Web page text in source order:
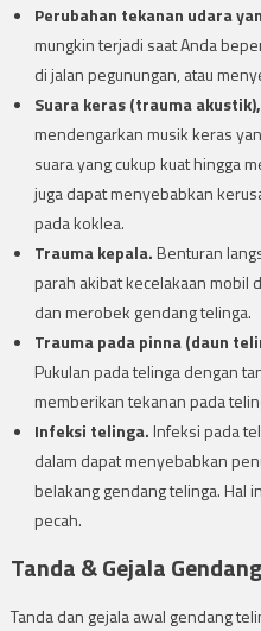
Perubahan tekanan udara
mungkin terjadi saat Anda
di jalan pegunungan, atau
Suara keras (trauma akustik),
mendengarkan musik keras
suara yang cukup kuat hingga
juga dapat menyebabkan
pada koklea.
Trauma kepala.Benturan
parah akibat kecelakaan mobil
dan merobek gendang telinga.
Trauma pada pinna (daun
Pukulan pada telinga dengan
memberikan tekanan pada
Infeksi telinga.Infeksi pada
dalam dapat menyebabkan
belakang gendang telinga. Hal
pecah.
Tanda & Gejala
Tanda dan gejala awal gendang